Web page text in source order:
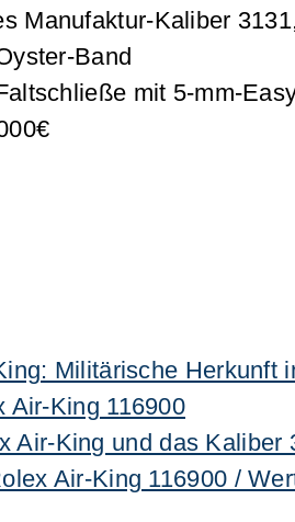
Manufaktur-Kaliber
Band
mit 5‑mm-
Militärische Herkunft
Air-King 116900
Air-King und das Kaliber
Air-King 116900 /